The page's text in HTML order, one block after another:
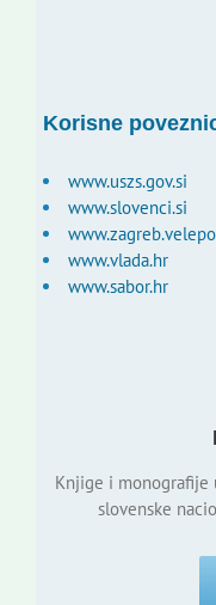
Korisne
www.uszs.gov.si
www.slovenci.si
www.vlada.hr
www.sabor.hr
Knjige i monografije
slovenske